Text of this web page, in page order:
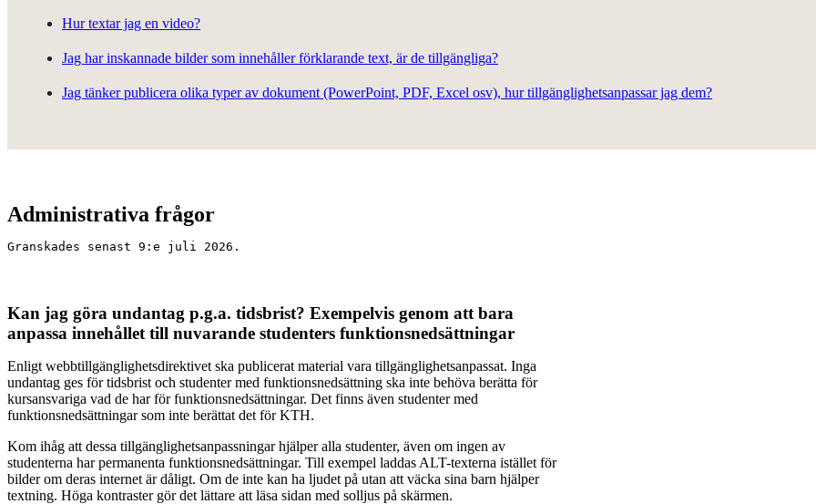
Hur textar jag en video?
Jag har inskannade bilder som innehåller förklarande text, är de tillgängliga?
Jag tänker publicera olika typer av dokument (PowerPoint, PDF, Excel osv), hur tillgänglighetsanpassar jag dem?
Administrativa frågor
Granskades senast 9:e juli 2026.
Kan jag göra undantag p.g.a. tidsbrist? Exempelvis genom att bara
anpassa innehållet till nuvarande studenters funktionsnedsättningar
Enligt webbtillgänglighetsdirektivet ska publicerat material vara tillgänglighetsanpassat. Inga
undantag ges för tidsbrist och studenter med funktionsnedsättning ska inte behöva berätta för
kursansvariga vad de har för funktionsnedsättningar. Det finns även studenter med
funktionsnedsättningar som inte berättat det för KTH.
Kom ihåg att dessa tillgänglighetsanpassningar hjälper alla studenter, även om ingen av
studenterna har permanenta funktionsnedsättningar. Till exempel laddas ALT-texterna istället för
bilder om deras internet är dåligt. Om de inte kan ha ljudet på utan att väcka sina barn hjälper
textning. Höga kontraster gör det lättare att läsa sidan med solljus på skärmen.